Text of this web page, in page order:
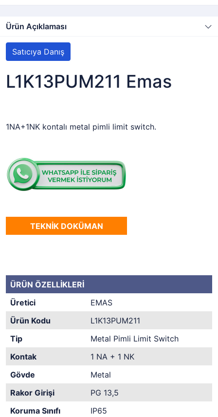
Ürün Açıklaması
Satıcıya Danış
L1K13PUM211 Emas
1NA+1NK kontalı metal pimli limit switch.
TEKNİK DOKÜMAN
ÜRÜN ÖZELLİKLERİ
Üretici
EMAS
Ürün Kodu
L1K13PUM211
Tip
Metal Pimli Limit Switch
Kontak
1 NA + 1 NK
Gövde
Metal
Rakor Girişi
PG 13,5
Koruma Sınıfı
IP65